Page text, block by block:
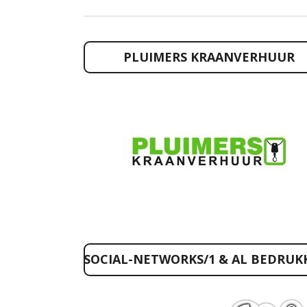
PLUIMERS KRAANVERHUUR
SOCIAL-NETWORKS/1 & AL